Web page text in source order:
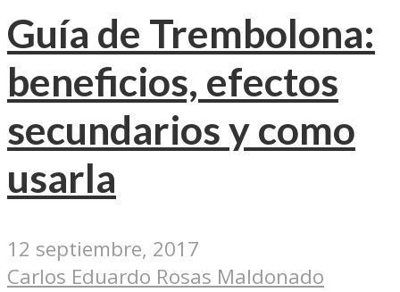
Guía de Trembolona:
beneficios, efectos
secundarios y como
usarla
12 septiembre, 2017
Carlos Eduardo Rosas Maldonado